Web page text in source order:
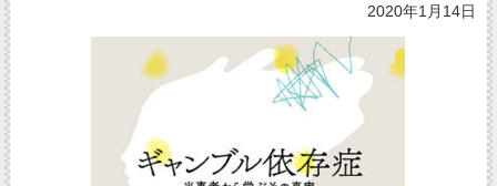
2020年1月14日